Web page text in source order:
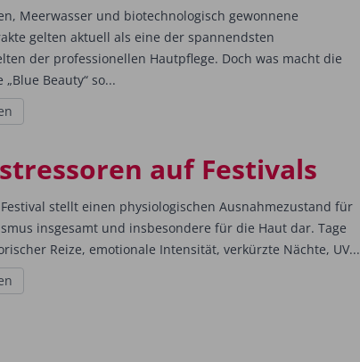
Meerwasser und biotechnologisch gewonnene
gelten aktuell als eine der spannendsten
der professionellen Hautpflege. Doch was macht die
Beauty“ so...
auf Festivals
stellt einen physiologischen Ausnahmezustand für
insgesamt und insbesondere für die Haut dar. Tage
Reize, emotionale Intensität, verkürzte Nächte, UV...